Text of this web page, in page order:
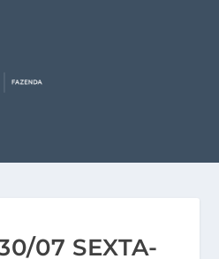
07 SEXTA-